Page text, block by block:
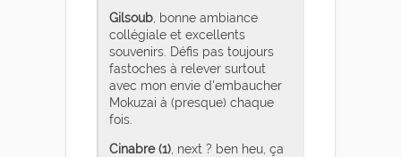
Gilsoub, bonne ambiance
collégiale et excellents
souvenirs. Défis pas toujours
fastoches à relever surtout
avec mon envie d'embaucher
Mokuzai à (presque) chaque
fois.
Cinabre (1), next ? ben heu, ça